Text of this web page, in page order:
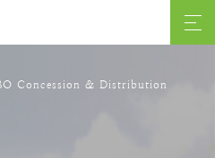
Concession & Distribution